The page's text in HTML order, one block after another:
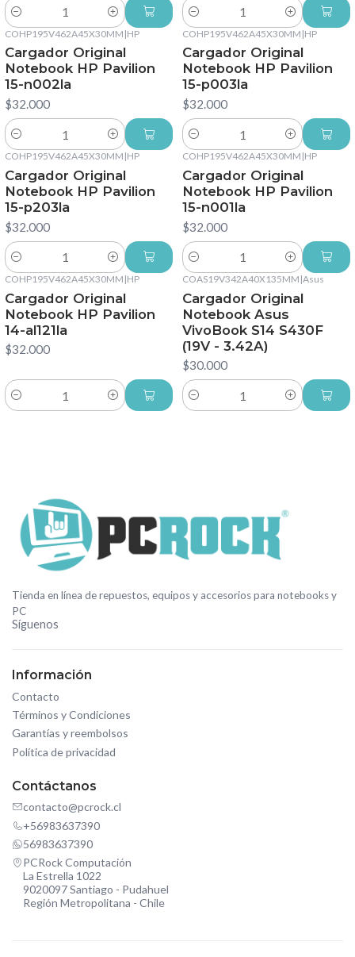
Cantidad Cantidad
COHP195V462A45X30MM |HP
Cargador Original
Notebook HP Pavilion
15-n002la
$32.000
Cantidad
COHP195V462A45X30MM |HP
Cargador Original
Notebook HP Pavilion
15-p003la
$32.000
Cantidad
COHP195V462A45X30MM |HP
Cargador Original
Notebook HP Pavilion
15-p203la
$32.000
Cantidad
COHP195V462A45X30MM |HP
Cargador Original
Notebook HP Pavilion
15-n001la
$32.000
Cantidad
COHP195V462A45X30MM |HP
Cargador Original
Notebook HP Pavilion
14-al121la
$32.000
Cantidad
COAS19V342A40X135MM |Asus
Cargador Original
Notebook Asus
VivoBook S14 S430F
(19V - 3.42A)
$30.000
Cantidad
Tienda en línea de repuestos, equipos y accesorios para notebooks y
PC
Síguenos
Información
Contacto
Términos y Condiciones
Garantías y reembolsos
Política de privacidad
Contáctanos
contacto@pcrock.cl
+56983637390
56983637390
PCRock Computación
La Estrella 1022
9020097 Santiago - Pudahuel
Región Metropolitana - Chile